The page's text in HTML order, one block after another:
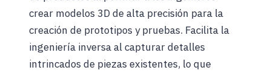
crear modelos 3D de alta precisión para la
creación de prototipos y pruebas. Facilita la
ingeniería inversa al capturar detalles
intrincados de piezas existentes, lo que